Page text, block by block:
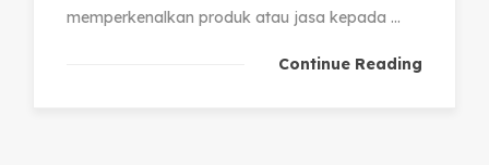
memperkenalkan produk atau jasa kepada ...
Continue Reading